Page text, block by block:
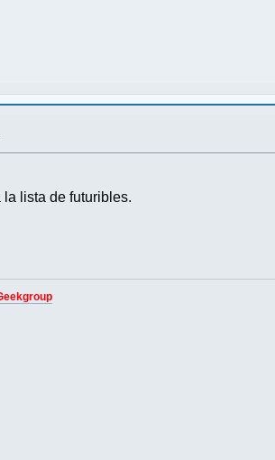
lista de futuribles.